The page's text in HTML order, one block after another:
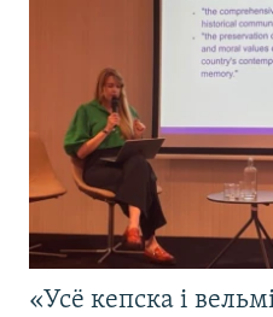
«Усё кепска і